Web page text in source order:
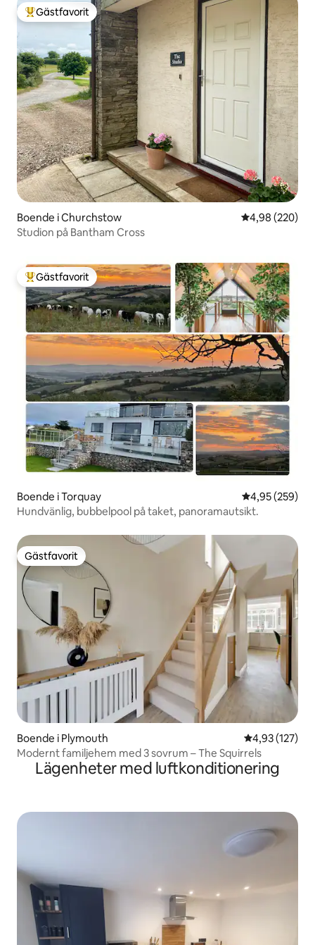
Populär gästfavorit
Gästfavorit
Boende i Churchstow 4,98 av 5 i
4,98 (220)
Studion på Bantham Cross
Populär gästfavorit
Gästfavorit
Boende i Torquay 4,95 av 5 i
4,95 (259)
Hundvänlig, bubbelpool på taket, panoramautsikt.
Gästfavorit
Gästfavorit
Boende i Plymouth 4,93 av 5 i
4,93 (127)
Modernt familjehem med 3 sovrum – The Squirrels
Lägenheter med luftkonditionering